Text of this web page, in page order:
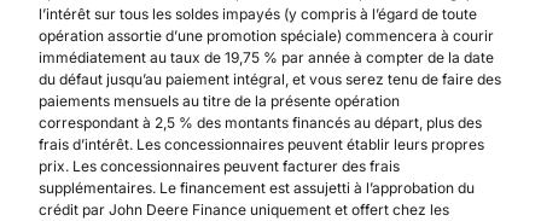
l’intérêt sur tous les soldes impayés (y compris à l’égard de toute
opération assortie d’une promotion spéciale) commencera à courir
immédiatement au taux de 19,75 % par année à compter de la date
du défaut jusqu’au paiement intégral, et vous serez tenu de faire des
paiements mensuels au titre de la présente opération
correspondant à 2,5 % des montants financés au départ, plus des
frais d’intérêt. Les concessionnaires peuvent établir leurs propres
prix. Les concessionnaires peuvent facturer des frais
supplémentaires. Le financement est assujetti à l’approbation du
crédit par John Deere Finance uniquement et offert chez les